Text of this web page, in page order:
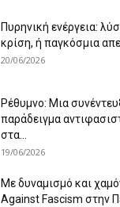
Πυρηνική ενέργεια:
κρίση, ή παγκόσμια
20/06/2026
Ρέθυμνο: Μια
παράδειγμα
στα...
19/06/2026
Με δυναμισμό και
Against Fascism στην